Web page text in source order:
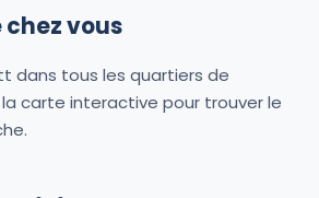
chez vous
dans tous les quartiers de
la carte interactive pour trouver le